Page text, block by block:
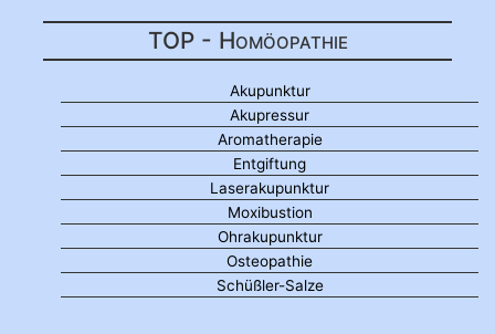
TOP - Homöopathie
Akupunktur
Akupressur
Aromatherapie
Entgiftung
Laserakupunktur
Moxibustion
Ohrakupunktur
Osteopathie
Schüßler-Salze